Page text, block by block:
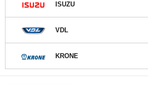
ISUZU
VDL
KRONE